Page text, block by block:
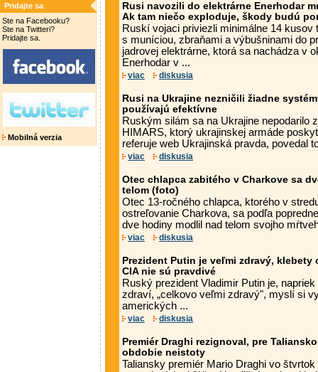
Pridajte sa
Ste na Facebooku?
Ste na Twitteri?
Pridajte sa.
Mobilná verzia
Rusi navozili do elektrárne Enerhodar
Ak tam niečo exploduje, škody budú
Ruskí vojaci priviezli minimálne 14
s muníciou, zbraňami a výbušninami do
jadrovej elektrárne, ktorá sa nachádza v
Enerhodar v ...
viac diskusia
Rusi na Ukrajine nezničili žiadne
používajú efektívne
Ruským silám sa na Ukrajine nepodarilo
HIMARS, ktorý ukrajinskej armáde
referuje web Ukrajinská pravda, povedal
viac diskusia
Otec chlapca zabitého v Charkove sa
telom (foto)
Otec 13-ročného chlapca, ktorého v
ostreľovanie Charkova, sa podľa
dve hodiny modlil nad telom svojho
viac diskusia
Prezident Putin je veľmi zdravý,
CIA nie sú pravdivé
Ruský prezident Vladimir Putin je,
zdraví, „celkovo veľmi zdravý", myslí si
amerických ...
viac diskusia
Premiér Draghi rezignoval, pre
obdobie neistoty
Taliansky premiér Mario Draghi vo